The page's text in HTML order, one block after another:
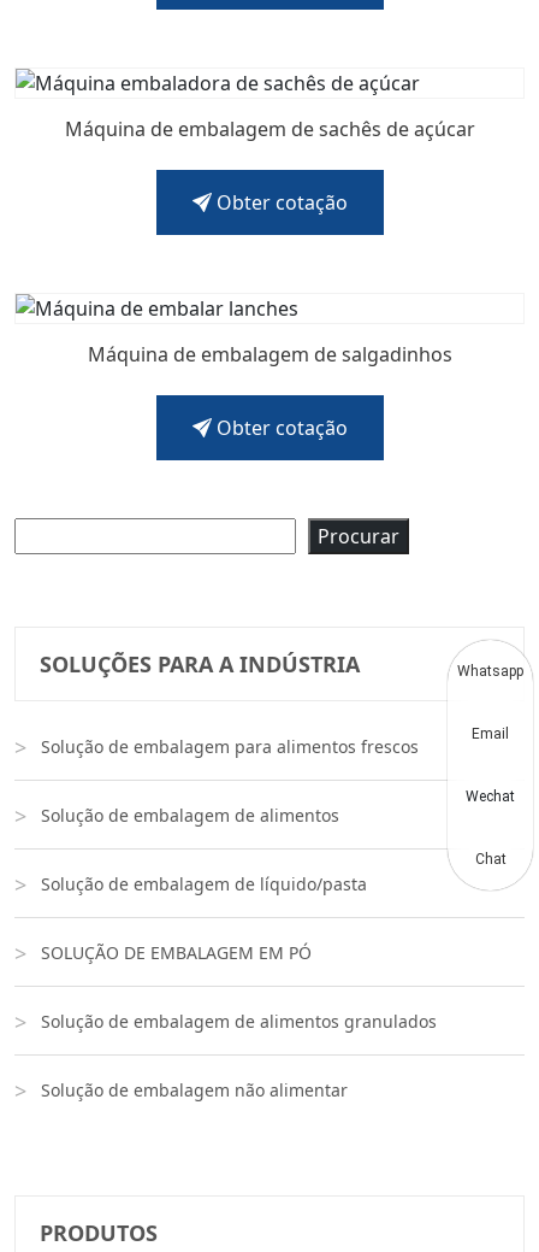
Máquina de embalagem de sachês de açúcar
Obter cotação
Máquina de embalagem de salgadinhos
Obter cotação
Procurar
SOLUÇÕES PARA A INDÚSTRIA
Solução de embalagem para alimentos frescos
Solução de embalagem de alimentos
Solução de embalagem de líquido/pasta
SOLUÇÃO DE EMBALAGEM EM PÓ
Solução de embalagem de alimentos granulados
Solução de embalagem não alimentar
PRODUTOS
Whatsapp
Email
Wechat
Chat